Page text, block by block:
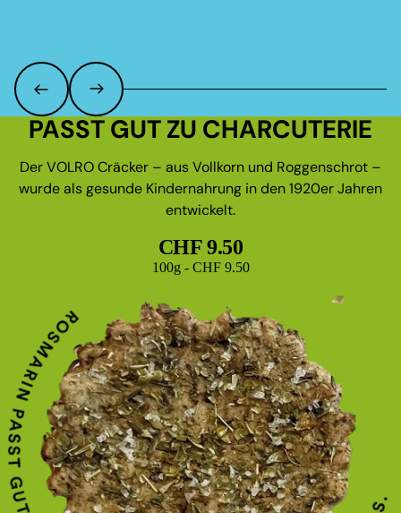
PASST GUT ZU CHARCUTERIE
Der VOLRO Cräcker – aus Vollkorn und Roggenschrot –
wurde als gesunde Kindernahrung in den 1920er Jahren
entwickelt.
CHF 9.50
Grundpreis
100g - CHF 9.50